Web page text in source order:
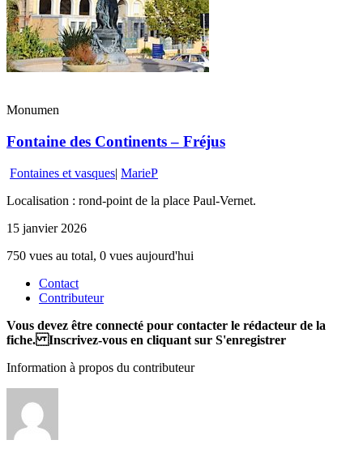
Monumen
Fontaine des Continents – Fréjus
Fontaines et vasques| MarieP
Localisation : rond-point de la place Paul-Vernet.
15 janvier 2026
750 vues au total, 0 vues aujourd'hui
Contact
Contributeur
Vous devez être connecté pour contacter le rédacteur de la
fiche. Inscrivez-vous en cliquant sur S'enregistrer
Information à propos du contributeur